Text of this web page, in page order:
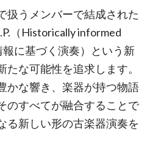
扱うメンバーで結成された
（Historically informed
に基づく演奏）という新
たな可能性を追求します。
かな響き、楽器が持つ物語
のすべてが融合することで
る新しい形の古楽器演奏を